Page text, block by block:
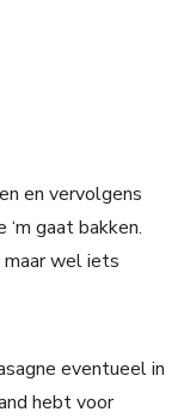
en vervolgens
gaat bakken.
maar wel iets
eventueel in
hebt voor